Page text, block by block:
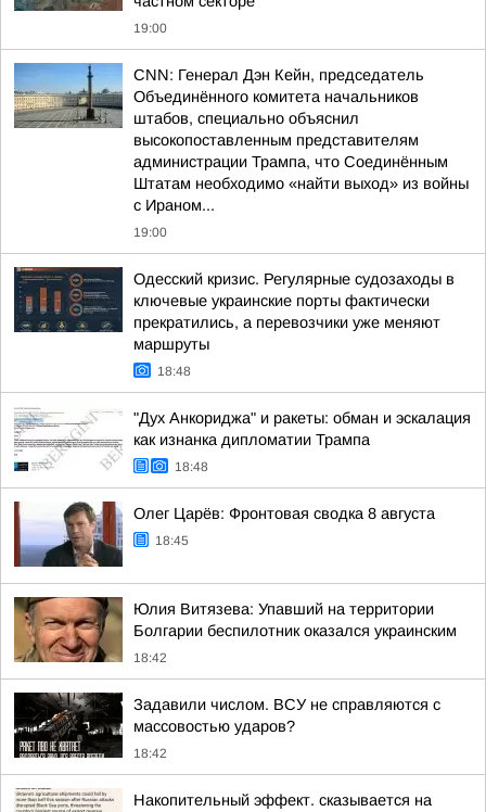
19:00
CNN: Генерал Дэн Кейн, председатель
Объединённого комитета начальников
штабов, специально объяснил
высокопоставленным представителям
администрации Трампа, что Соединённым
Штатам необходимо «найти выход» из войны
с Ираном...
19:00
Одесский кризис. Регулярные судозаходы в
ключевые украинские порты фактически
прекратились, а перевозчики уже меняют
маршруты
18:48
"Дух Анкориджа" и ракеты: обман и эскалация
как изнанка дипломатии Трампа
18:48
Олег Царёв: Фронтовая сводка 8 августа
18:45
Юлия Витязева: Упавший на территории
Болгарии беспилотник оказался украинским
18:42
Задавили числом. ВСУ не справляются с
массовостью ударов?
18:42
Накопительный эффект. сказывается на